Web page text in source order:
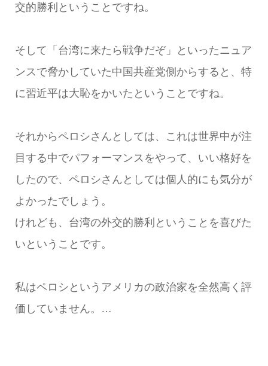
交的勝利ということですね。
そして「台湾に来たら戦争だぞ」といったニュア
ンスで脅かしていた中国共産党側からすると、特
に習近平は大恥をかいたということですね。
それからペロシさんとしては、これは世界中が注
目する中でパフォーマンスをやって、いい格好を
したので、ペロシさんとしては個人的にも気分が
よかったでしょう。
けれども、台湾の外交的勝利ということを喜びた
いということです。
私はペロシというアメリカの政治家を全然高く評
価していません。…